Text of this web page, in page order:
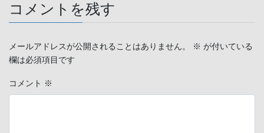
コメントを残す
メールアドレスが公開されることはありません。 ※ が付いている
欄は必須項目です
コメント ※